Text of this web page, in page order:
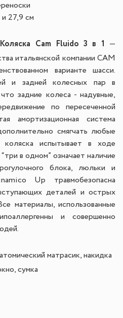
27,9 см
Коляска Cam Fluido 3 в 1
—
итальянской компании CAM
варианте шасси.
и задней колесных пар в
задние колеса - надувные,
по пересеченной
амортизационная система
смягчать любые
испытывает в ходе
в одном” означает наличие
блока, люльки и
Up травмобезопасна
деталей и острых
материалы, использованные
и совершенно
матрасик, накидка
сумка